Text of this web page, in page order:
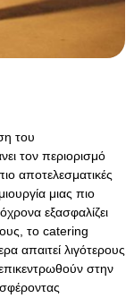
του
τον περιορισμό
αποτελεσματικές
μιας πιο
εξασφαλίζει
το catering
απαιτεί λιγότερους
στην